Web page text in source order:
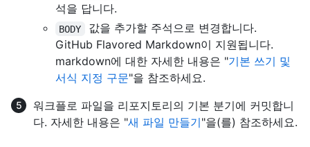
석을 답니다.
BODY
값을 추가할 주석으로 변경합니다.
GitHub Flavored Markdown이 지원됩니다.
markdown에 대한 자세한 내용은 "기본 쓰기 및
서식 지정 구문"을 참조하세요.
워크플로 파일을 리포지토리의 기본 분기에 커밋합니
다. 자세한 내용은 "새 파일 만들기"을(를) 참조하세요.